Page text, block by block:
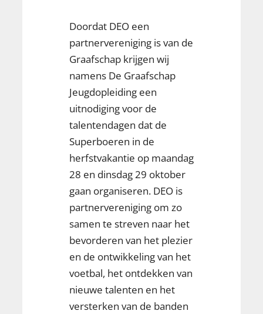
Doordat DEO een
partnervereniging is van de
Graafschap krijgen wij
namens De Graafschap
Jeugdopleiding een
uitnodiging voor de
talentendagen dat de
Superboeren in de
herfstvakantie op maandag
28 en dinsdag 29 oktober
gaan organiseren. DEO is
partnervereniging om zo
samen te streven naar het
bevorderen van het plezier
en de ontwikkeling van het
voetbal, het ontdekken van
nieuwe talenten en het
versterken van de banden